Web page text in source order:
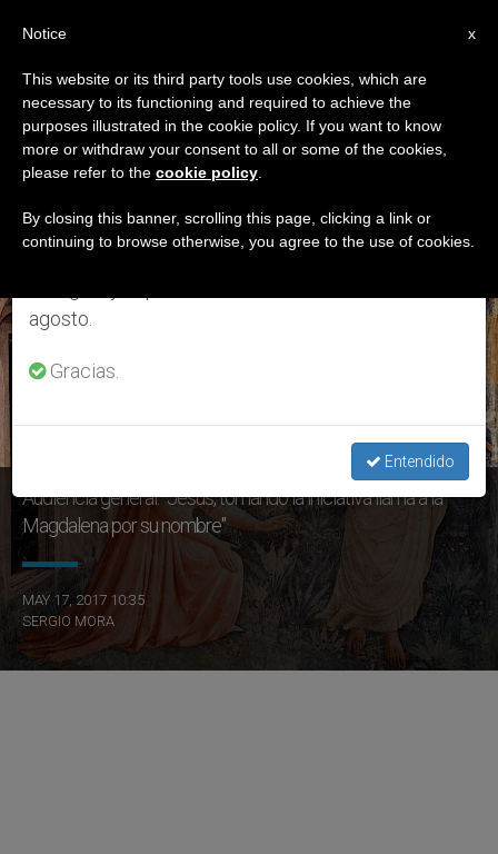
ETIQUETA
Posts Tagged
‘17/05/2017’
ÚLTIMAS NOTICIAS
Audiencia general: "Jesús, tomando la iniciativa llama a la
Magdalena por su nombre"
MAY 17, 2017 10:35
SERGIO MORA
×
Aviso importante
Del 27 de julio al 7 de agosto haremos la pausa
anual, aprovechando que en el periodo de verano
se generan menos informaciones y también el
agosto.
Gracias.
Entendido
x
Notice
This website or its third party tools use cookies, which are
necessary to its functioning and required to achieve the
purposes illustrated in the cookie policy. If you want to know
more or withdraw your consent to all or some of the cookies,
please refer to the cookie policy
By closing this banner, scrolling this page, clicking a link or
continuing to browse otherwise, you agree to the use of cookies.